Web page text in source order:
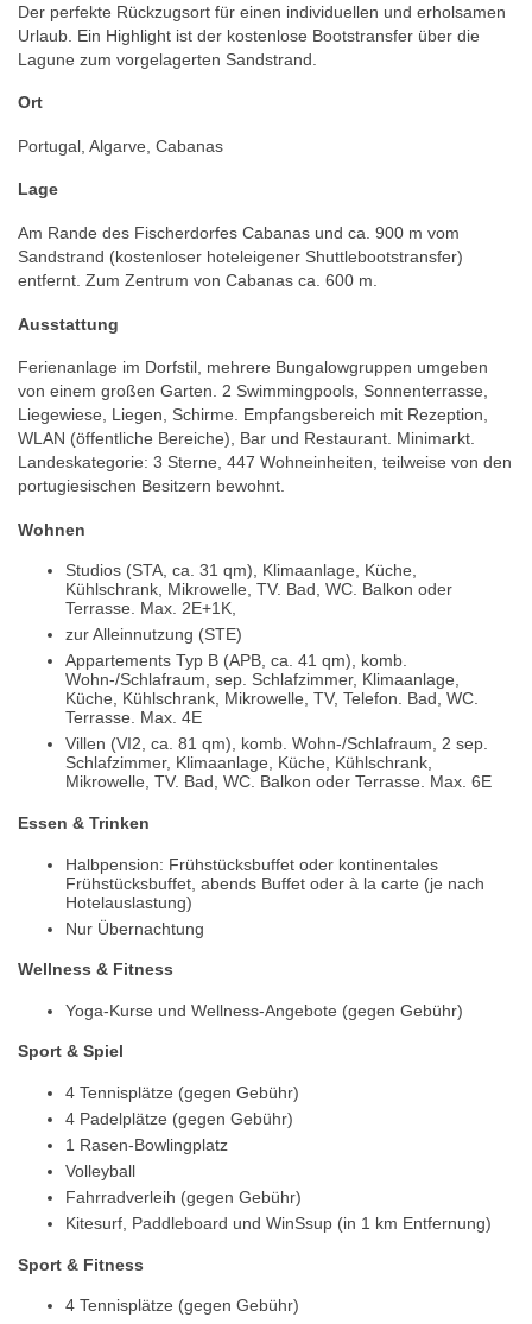
Der perfekte Rückzugsort für einen individuellen und erholsamen
Urlaub. Ein Highlight ist der kostenlose Bootstransfer über die
Lagune zum vorgelagerten Sandstrand.
Ort
Portugal, Algarve, Cabanas
Lage
Am Rande des Fischerdorfes Cabanas und ca. 900 m vom
Sandstrand (kostenloser hoteleigener Shuttlebootstransfer)
entfernt. Zum Zentrum von Cabanas ca. 600 m.
Ausstattung
Ferienanlage im Dorfstil, mehrere Bungalowgruppen umgeben
von einem großen Garten. 2 Swimmingpools, Sonnenterrasse,
Liegewiese, Liegen, Schirme. Empfangsbereich mit Rezeption,
WLAN (öffentliche Bereiche), Bar und Restaurant. Minimarkt.
Landeskategorie: 3 Sterne, 447 Wohneinheiten, teilweise von den
portugiesischen Besitzern bewohnt.
Wohnen
Studios (STA, ca. 31 qm), Klimaanlage, Küche,
Kühlschrank, Mikrowelle, TV. Bad, WC. Balkon oder
Terrasse. Max. 2E+1K,
zur Alleinnutzung (STE)
Appartements Typ B (APB, ca. 41 qm), komb.
Wohn-/Schlafraum, sep. Schlafzimmer, Klimaanlage,
Küche, Kühlschrank, Mikrowelle, TV, Telefon. Bad, WC.
Terrasse. Max. 4E
Villen (VI2, ca. 81 qm), komb. Wohn-/Schlafraum, 2 sep.
Schlafzimmer, Klimaanlage, Küche, Kühlschrank,
Mikrowelle, TV. Bad, WC. Balkon oder Terrasse. Max. 6E
Essen & Trinken
Halbpension: Frühstücksbuffet oder kontinentales
Frühstücksbuffet, abends Buffet oder à la carte (je nach
Hotelauslastung)
Nur Übernachtung
Wellness & Fitness
Yoga-Kurse und Wellness-Angebote (gegen Gebühr)
Sport & Spiel
4 Tennisplätze (gegen Gebühr)
4 Padelplätze (gegen Gebühr)
1 Rasen-Bowlingplatz
Volleyball
Fahrradverleih (gegen Gebühr)
Kitesurf, Paddleboard und WinSsup (in 1 km Entfernung)
Sport & Fitness
4 Tennisplätze (gegen Gebühr)